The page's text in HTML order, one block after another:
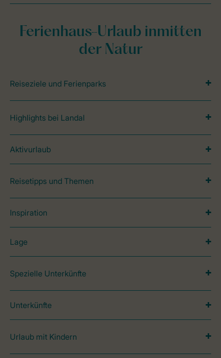
Ferienhaus-Urlaub inmitten
der Natur
Reiseziele und Ferienparks
Highlights bei Landal
Aktivurlaub
Reisetipps und Themen
Inspiration
Lage
Spezielle Unterkünfte
Unterkünfte
Urlaub mit Kindern